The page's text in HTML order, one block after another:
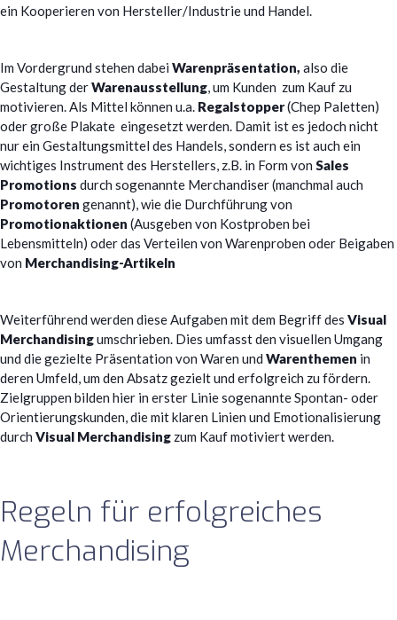
ein Kooperieren von Hersteller/Industrie und Handel.
Im Vordergrund stehen dabei Warenpräsentation, also die
Gestaltung derWarenausstellung, um Kunden zum Kauf zu
motivieren. Als Mittel können u.a. Regalstopper(Chep Paletten)
oder große Plakate eingesetzt werden. Damit ist es jedoch nicht
nur ein Gestaltungsmittel des Handels, sondern es ist auch ein
wichtiges Instrument des Herstellers, z.B. in Form von Sales
Promotions durch sogenannte Merchandiser (manchmal auch
Promotoren genannt), wie die Durchführung von
Promotionaktionen (Ausgeben von Kostproben bei
Lebensmitteln) oder das Verteilen von Warenproben oder Beigaben
von Merchandising-Artikeln
Weiterführend werden diese Aufgaben mit dem Begriff des Visual
Merchandisingumschrieben. Dies umfasst den visuellen Umgang
und die gezielte Präsentation von Waren und Warenthemen in
deren Umfeld, um den Absatz gezielt und erfolgreich zu fördern.
Zielgruppen bilden hier in erster Linie sogenannte Spontan- oder
Orientierungskunden, die mit klaren Linien und Emotionalisierung
durch Visual Merchandising zum Kauf motiviert werden.
Regeln für erfolgreiches
Merchandising